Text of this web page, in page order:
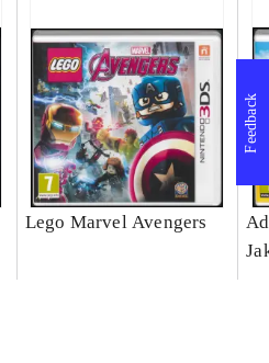
Lego Marvel Avengers
Feedback